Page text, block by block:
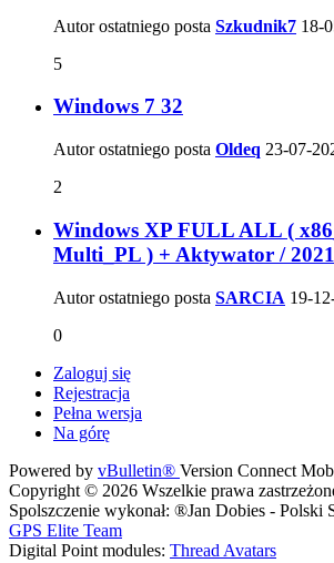
Autor ostatniego posta Szkudnik7 18-
5
Windows 7 32
Autor ostatniego posta Oldeq 23-07-
2
Windows XP FULL ALL (
Multi_PL ) + Aktywator /
Autor ostatniego posta SARCIA 19-
0
Zaloguj się
Rejestracja
Pełna wersja
Na górę
Powered by vBulletin® Version Connect
Copyright © 2026 Wszelkie prawa
Spolszczenie wykonał: ®Jan Dobies - Polski
GPS Elite Team
Digital Point modules: Thread Avatars